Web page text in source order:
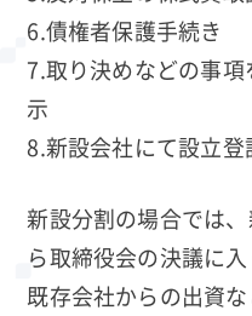
6.債権者保護手続き
7.取り決めなどの事
示
8.新設会社にて設立
新設分割の場合では
ら取締役会の決議に入
既存会社からの出資